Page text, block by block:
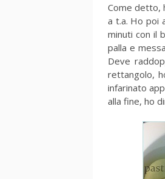
Come detto,
a t.a. Ho poi
minuti con il
palla e
Deve
rettangolo,
infarinato
alla fine, ho